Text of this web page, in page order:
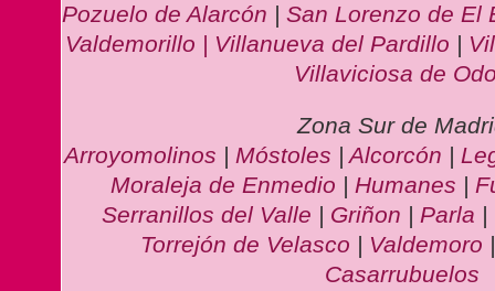
Pozuelo de Alarcón | San Lorenzo de El
Valdemorillo | Villanueva del Pardillo |
Villaviciosa de
Zona Sur de
Arroyomolinos | Móstoles |Alcorcón |
Moraleja de Enmedio | Humanes |
Serranillos del Valle | Griñon | Parla |
Torrejón de Velasco | Valdemoro
Casarrubuelos